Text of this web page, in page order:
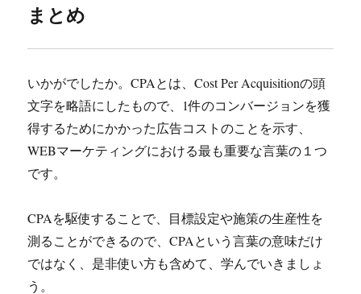
まとめ
いかがでしたか。CPAとは、Cost Per Acquisitionの頭
文字を略語にしたもので、1件のコンバージョンを獲
得するためにかかった広告コストのことを示す、
WEBマーケティングにおける最も重要な言葉の１つ
です。
CPAを駆使することで、目標設定や施策の生産性を
測ることができるので、CPAという言葉の意味だけ
ではなく、是非使い方も含めて、学んでいきましょ
う。